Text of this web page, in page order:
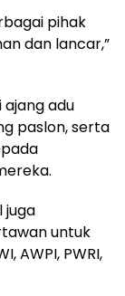
pihak
dan lancar,”
adu
paslon, serta
juga
untuk
AWPI, PWRI,